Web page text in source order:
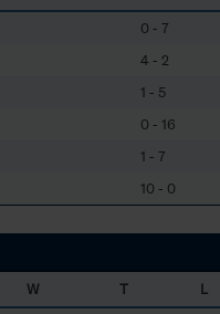
0 - 7
4 - 2
1 - 5
0 - 16
1 - 7
10 - 0
W T L